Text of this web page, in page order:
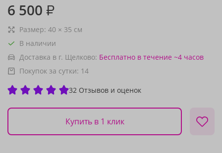
6 500 ₽
Размер: 40 × 35 см
В наличии
Доставка в г. Щелково: Бесплатно в течение ~4 часов
Покупок за сутки: 14
32 Отзывов и оценок
Купить в 1 клик